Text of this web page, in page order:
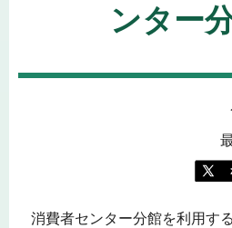
ンター
消費者センター分館を利用す